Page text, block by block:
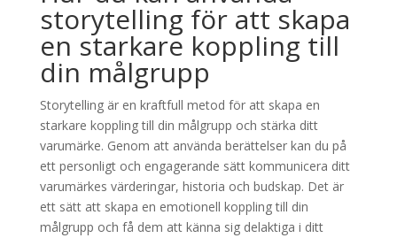
storytelling för att skapa
en starkare koppling till
din målgrupp
Storytelling är en kraftfull metod för att skapa en
starkare koppling till din målgrupp och stärka ditt
varumärke. Genom att använda berättelser kan du på
ett personligt och engagerande sätt kommunicera ditt
varumärkes värderingar, historia och budskap. Det är
ett sätt att skapa en emotionell koppling till din
målgrupp och få dem att känna sig delaktiga i ditt